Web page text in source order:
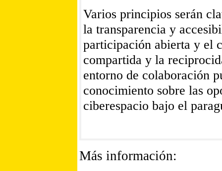
Varios principios serán
la transparencia y
participación abierta y el
compartida y la
entorno de colaboración
conocimiento sobre las
ciberespacio bajo el
Más información: